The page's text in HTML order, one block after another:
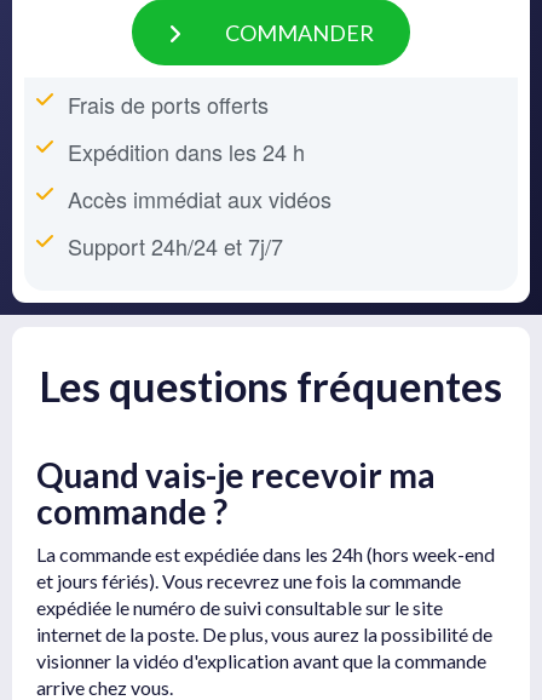
COMMANDER
Frais de ports offerts
Expédition dans les 24 h
Accès immédiat aux vidéos
Support 24h/24 et 7j/7
Les questions fréquentes
Quand vais-je recevoir ma
commande ?
La commande est expédiée dans les 24h (hors week-end
et jours fériés). Vous recevrez une fois la commande
expédiée le numéro de suivi consultable sur le site
internet de la poste. De plus, vous aurez la possibilité de
visionner la vidéo d'explication avant que la commande
arrive chez vous.